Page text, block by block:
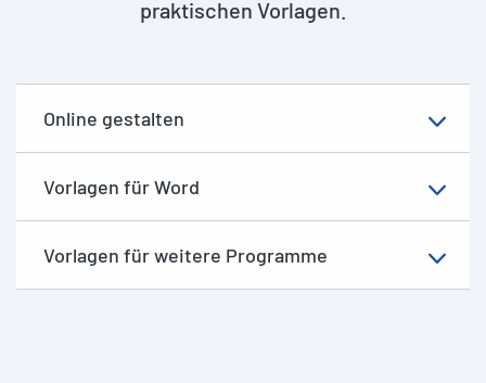
praktischen Vorlagen.
Online gestalten
Vorlagen für Word
Vorlagen für weitere Programme